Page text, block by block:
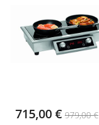
715,00 € 979,00 €